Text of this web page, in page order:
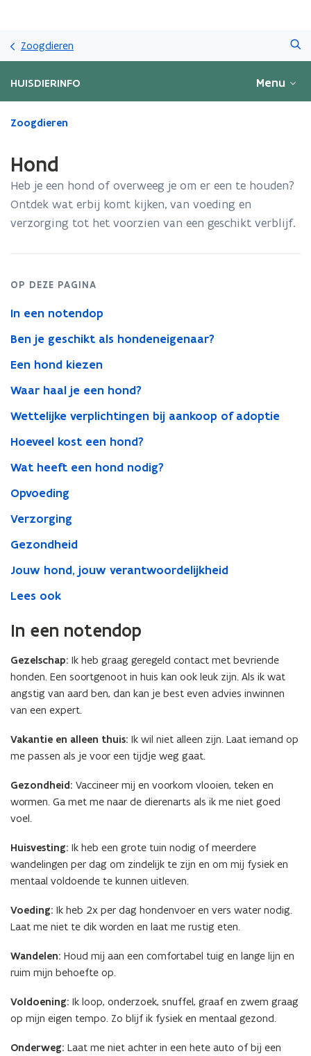
gaan
Zoogdieren
HUISDIERINFO Menu
Gedaan
bevindt
op:
Hond
Zoogdieren
Hond
Heb je een hond of overweeg je om er een te houden?
Ontdek wat erbij komt kijken, van voeding en
verzorging tot het voorzien van een geschikt verblijf.
OP DEZE PAGINA
In een notendop
Ben je geschikt als hondeneigenaar?
Een hond kiezen
Waar haal je een hond?
Wettelijke verplichtingen bij aankoop of adoptie
Hoeveel kost een hond?
Wat heeft een hond nodig?
Opvoeding
Verzorging
Gezondheid
Jouw hond, jouw verantwoordelijkheid
Lees ook
In een notendop
Gezelschap: Ik heb graag geregeld contact met bevriende
honden. Een soortgenoot in huis kan ook leuk zijn. Als ik wat
angstig van aard ben, dan kan je best even advies inwinnen
van een expert.
Vakantie en alleen thuis: Ik wil niet alleen zijn. Laat iemand op
me passen als je voor een tijdje weg gaat.
Gezondheid: Vaccineer mij en voorkom vlooien, teken en
wormen. Ga met me naar de dierenarts als ik me niet goed
voel.
Huisvesting: Ik heb een grote tuin nodig of meerdere
wandelingen per dag om zindelijk te zijn en om mij fysiek en
mentaal voldoende te kunnen uitleven.
Voeding: Ik heb 2x per dag hondenvoer en vers water nodig.
Laat me niet te dik worden en laat me rustig eten.
Wandelen: Houd mij aan een comfortabel tuig en lange lijn en
ruim mijn behoefte op.
Voldoening: Ik loop, onderzoek, snuffel, graaf en zwem graag
op mijn eigen tempo. Zo blijf ik fysiek en mentaal gezond.
Onderweg: Laat me niet achter in een hete auto of bij een